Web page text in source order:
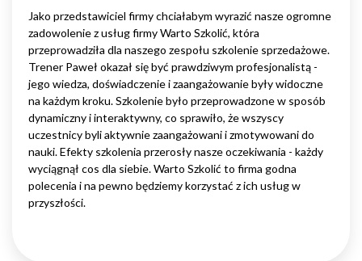
Jako przedstawiciel firmy chciałabym wyrazić nasze ogromne
zadowolenie z usług firmy Warto Szkolić, która
przeprowadziła dla naszego zespołu szkolenie sprzedażowe.
Trener Paweł okazał się być prawdziwym profesjonalistą -
jego wiedza, doświadczenie i zaangażowanie były widoczne
na każdym kroku. Szkolenie było przeprowadzone w sposób
dynamiczny i interaktywny, co sprawiło, że wszyscy
uczestnicy byli aktywnie zaangażowani i zmotywowani do
nauki. Efekty szkolenia przerosły nasze oczekiwania - każdy
wyciągnął cos dla siebie. Warto Szkolić to firma godna
polecenia i na pewno będziemy korzystać z ich usług w
przyszłości.